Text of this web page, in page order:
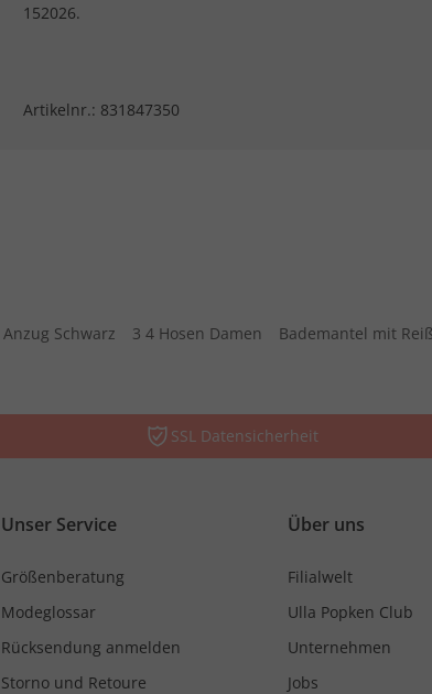
152026.
Artikelnr.: 831847350
Anzug Schwarz 3 4 Hosen Damen Bademantel mit
SSL Datensicherheit
Unser Service
Größenberatung
Modeglossar
Rücksendung anmelden
Storno und Retoure
Über uns
Filialwelt
Ulla Popken Club
Unternehmen
Jobs